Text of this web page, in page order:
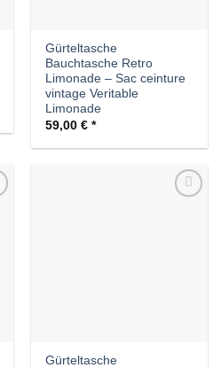
Gürteltasche
Bauchtasche Retro
Limonade – Sac ceinture
vintage Veritable
Limonade
59,00€
Gürteltasche